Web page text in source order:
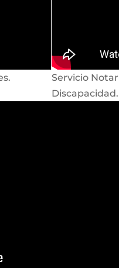
Servicio
Discapacidad.